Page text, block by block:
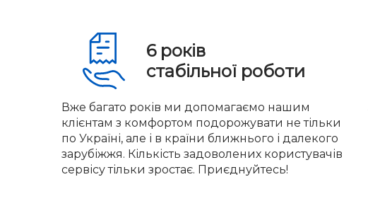
6 років
стабільної роботи
Вже багато років ми допомагаємо нашим
клієнтам з комфортом подорожувати не тільки
по Україні, але і в країни ближнього і далекого
зарубіжжя. Кількість задоволених користувачів
сервісу тільки зростає. Приєднуйтесь!